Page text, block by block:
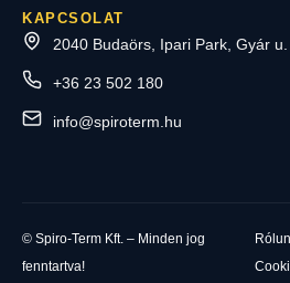
KAPCSOLAT
2040 Budaörs, Ipari Park, Gyár u.
+36 23 502 180
info@spiroterm.hu
© Spiro-Term Kft. – Minden jog
fenntartva!